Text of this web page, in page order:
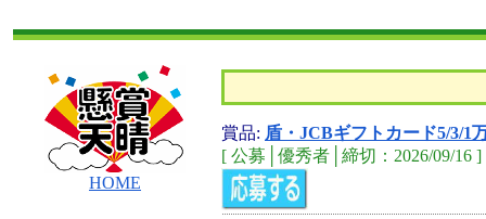
HOME
賞品: 盾・JCBギフトカード5/3/1
[ 公募│優秀者│締切：2026/09/16 ]